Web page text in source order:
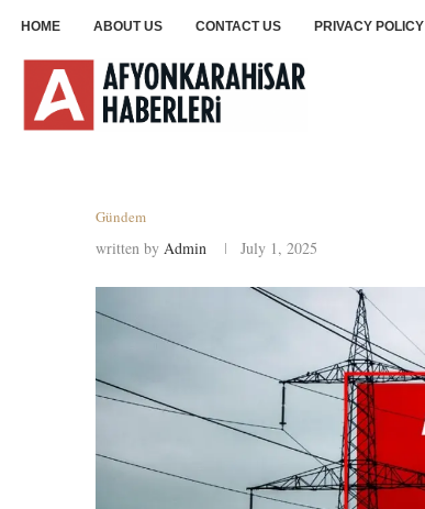
HOME ABOUT US CONTACT US PRIVACY POLICY
Gündem
written by Admin July 1, 2025